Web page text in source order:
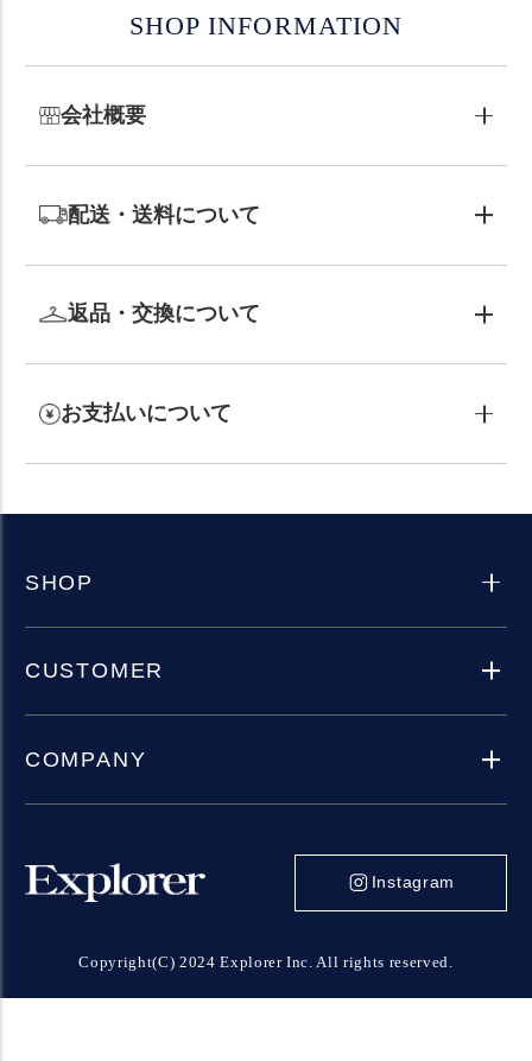
SHOP INFORMATION
会社概要
配送・送料について
返品・交換について
お支払いについて
SHOP
CUSTOMER
COMPANY
Instagram
Copyright(C) 2024 Explorer Inc. All rights reserved.